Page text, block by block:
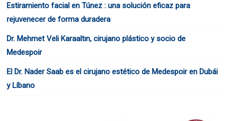
Estiramiento facial en Túnez : una solución eficaz para
rejuvenecer de forma duradera
Dr. Mehmet Veli Karaaltın, cirujano plástico y socio de
Medespoir
El Dr. Nader Saab es el cirujano estético de Medespoir en Dubái
y Líbano